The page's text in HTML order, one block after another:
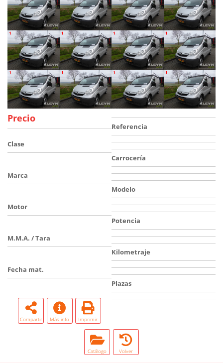
Precio
Referencia
Clase
Carrocería
Marca
Modelo
Motor
Potencia
M.M.A. / Tara
Kilometraje
Fecha mat.
Plazas
Compartir Más info Imprimir
Catálogo Volver